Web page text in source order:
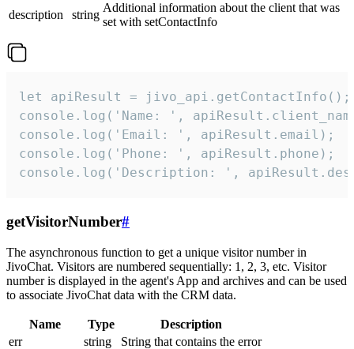
description
string
Additional information about the client that was
set with setContactInfo
let apiResult = jivo_api.getContactInfo();
console.log('Name: ',
console.log('Email: ', apiResult.email);
console.log('Phone: ', apiResult.phone);
console.log('Description: ',
getVisitorNumber#
The asynchronous function to get a unique visitor number in
JivoChat. Visitors are numbered sequentially: 1, 2, 3, etc. Visitor
number is displayed in the agent's App and archives and can be used
to associate JivoChat data with the CRM data.
Name Type
Description
err
string
String that contains the error